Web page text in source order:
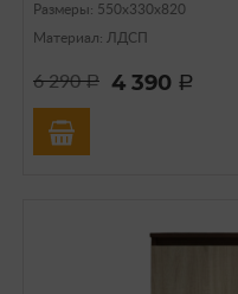
Размеры: 550х330х820
Материал: ЛДСП
6 290a 4 390 a